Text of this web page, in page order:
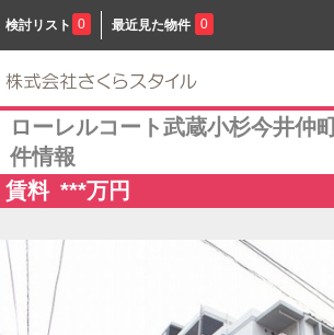
検討リスト 0 最近見た物件 0
ローレルコート武蔵小杉今井仲
件情報
賃料 ***万円